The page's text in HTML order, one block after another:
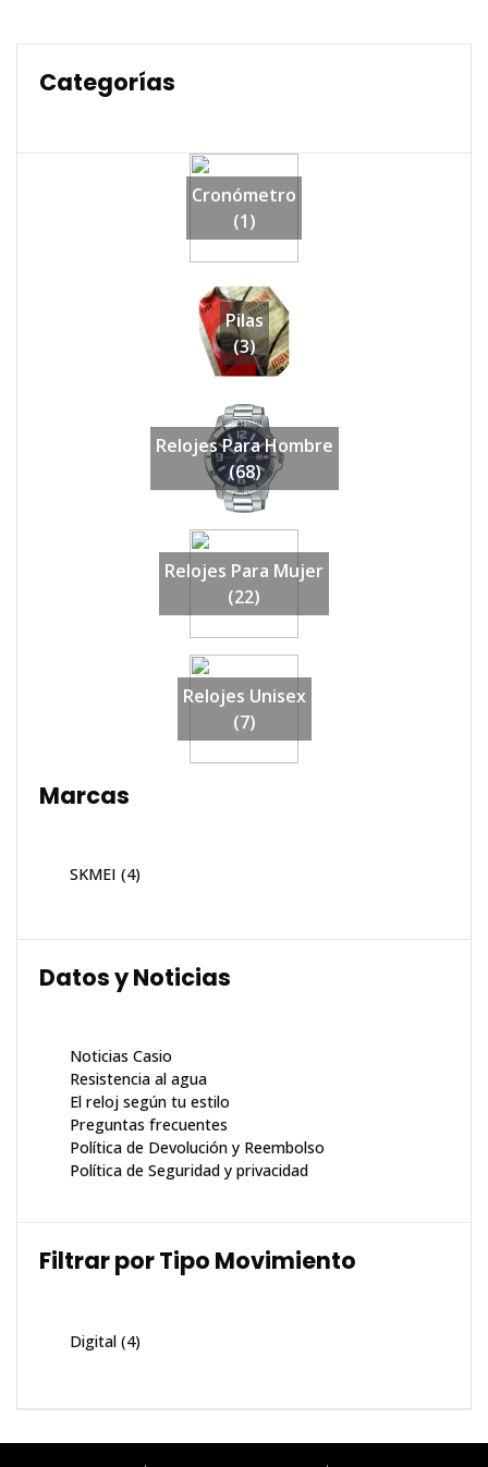
Categorías
Cronómetro
(1)
Pilas
(3)
Relojes Para Hombre
(68)
Relojes Para Mujer
(22)
Relojes Unisex
(7)
Marcas
SKMEI (4)
Datos y Noticias
Noticias Casio
Resistencia al agua
El reloj según tu estilo
Preguntas frecuentes
Política de Devolución y Reembolso
Política de Seguridad y privacidad
Filtrar por Tipo Movimiento
Digital (4)